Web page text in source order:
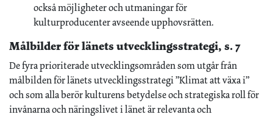
också möjligheter och utmaningar för
kulturproducenter avseende upphovsrätten.
Målbilder för länets utvecklingsstrategi, s. 7
De fyra prioriterade utvecklingsområden som utgår från
målbilden för länets utvecklingsstrategi ”Klimat att växa i”
och som alla berör kulturens betydelse och strategiska roll för
invånarna och näringslivet i länet är relevanta och